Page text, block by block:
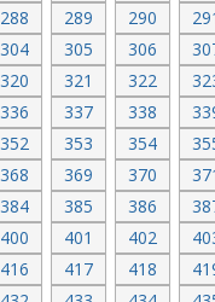
288 289 290
304 305 306
320 321 322
336 337 338
352 353 354
368 369 370
384 385 386
400 401 402
416 417 418